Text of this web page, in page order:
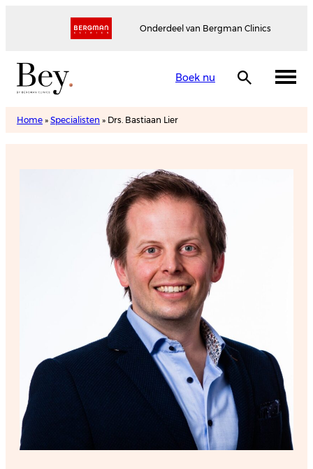
Onderdeel van Bergman Clinics
Boek nu
Home » Specialisten » Drs. Bastiaan Lier